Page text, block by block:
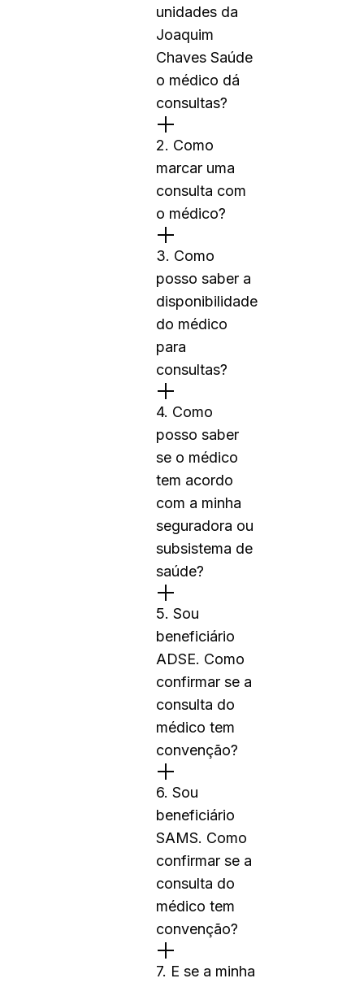
unidades da
Joaquim
Chaves Saúde
o médico dá
consultas?
2. Como
marcar uma
consulta com
o médico?
3. Como
posso saber a
disponibilidade
do médico
para
consultas?
4. Como
posso saber
se o médico
tem acordo
com a minha
seguradora ou
subsistema de
saúde?
5. Sou
beneficiário
ADSE. Como
confirmar se a
consulta do
médico tem
convenção?
6. Sou
beneficiário
SAMS. Como
confirmar se a
consulta do
médico tem
convenção?
7. E se a minha